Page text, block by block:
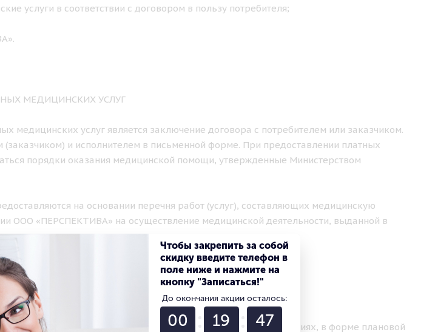
услуги в соответствии с договором в пользу потребителя;
МЕДИЦИНСКИХ УСЛУГ
медицинских услуг является заключение договора с потребителем или заказчиком.
(заказчиком) и исполнителем в письменной форме. При предоставлении платных
порядки оказания медицинской помощи, утвержденные Министерством
на основании перечня работ (услуг), составляющих медицинскую
ООО «ПЕРСПЕКТИВА» на осуществление медицинской деятельности, выданной в
ПЛАТНЫХ МЕДИЦИНСКИХ УСЛУГ
лицензией клиники, оказываются в амбулаторных условиях, в форме плановой
Чтобы закрепить за собой
скидку введите телефон в
поле ниже и нажмите на
кнопку "Записаться!"
До окончания акции осталось:
00 19 45